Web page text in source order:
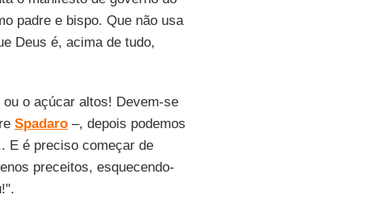
padre e bispo. Que não usa
Deus é, acima de tudo,
o açúcar altos! Devem-se
Spadaro–, depois podemos
E é preciso começar de
preceitos, esquecendo-